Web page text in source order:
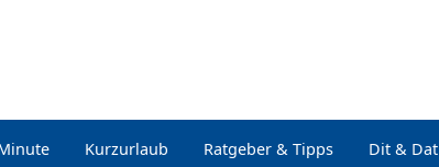
Kurzurlaub Ratgeber & Tipps Dit & Dat